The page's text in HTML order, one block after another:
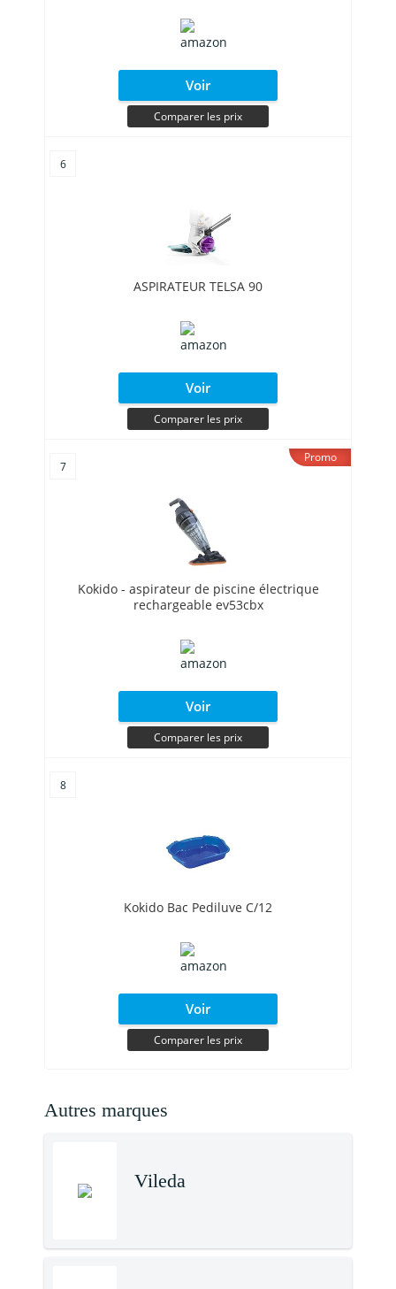
Voir
Comparer les prix
6
ASPIRATEUR TELSA 90
Voir
Comparer les prix
Promo
7
Kokido - aspirateur de piscine électrique
rechargeable ev53cbx
Voir
Comparer les prix
8
Kokido Bac Pediluve C/12
Voir
Comparer les prix
Autres marques
Vileda